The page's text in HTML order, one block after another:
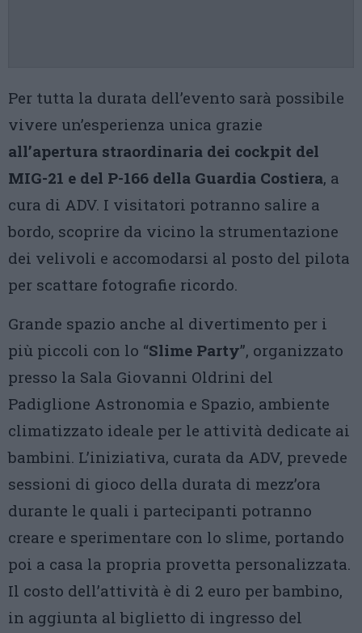
Per tutta la durata dell’evento sarà possibile
vivere un’esperienza unica grazie
all’apertura straordinaria dei cockpit del
MIG-21 e del P-166 della Guardia Costiera, a
cura di ADV. I visitatori potranno salire a
bordo, scoprire da vicino la strumentazione
dei velivoli e accomodarsi al posto del pilota
per scattare fotografie ricordo.
Grande spazio anche al divertimento per i
più piccoli con lo “Slime Party”, organizzato
presso la Sala Giovanni Oldrini del
Padiglione Astronomia e Spazio, ambiente
climatizzato ideale per le attività dedicate ai
bambini. L’iniziativa, curata da ADV, prevede
sessioni di gioco della durata di mezz’ora
durante le quali i partecipanti potranno
creare e sperimentare con lo slime, portando
poi a casa la propria provetta personalizzata.
Il costo dell’attività è di 2 euro per bambino,
in aggiunta al biglietto di ingresso del